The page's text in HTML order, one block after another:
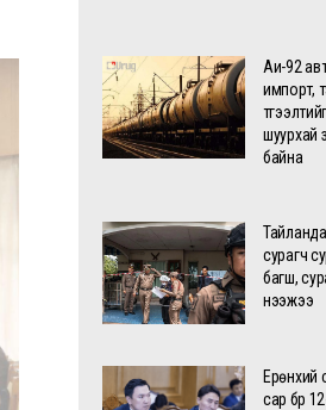
Аи-92
импорт,
шуурхай
байна
сурагч
багш,
нээжээ
сар бүр